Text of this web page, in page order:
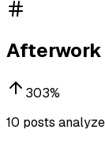
Afterwork
303%
10 posts